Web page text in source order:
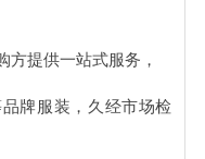
方提供一站式服务，
牌服装，久经市场检